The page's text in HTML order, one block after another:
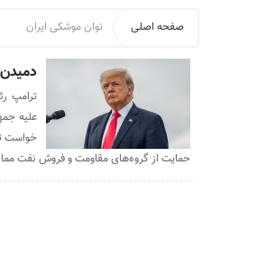
صفحه اصلی توان موشکی ایران
ترامپ
علیه
خواست
حمایت از گروه‌های مقاومت و فروش نفت